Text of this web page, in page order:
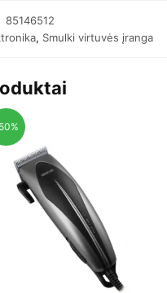
85146512
, Smulki virtuvės įranga